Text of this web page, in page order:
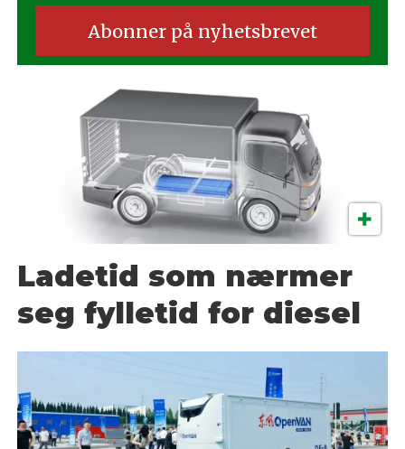
Ladetid som nærmer
seg fylletid for diesel